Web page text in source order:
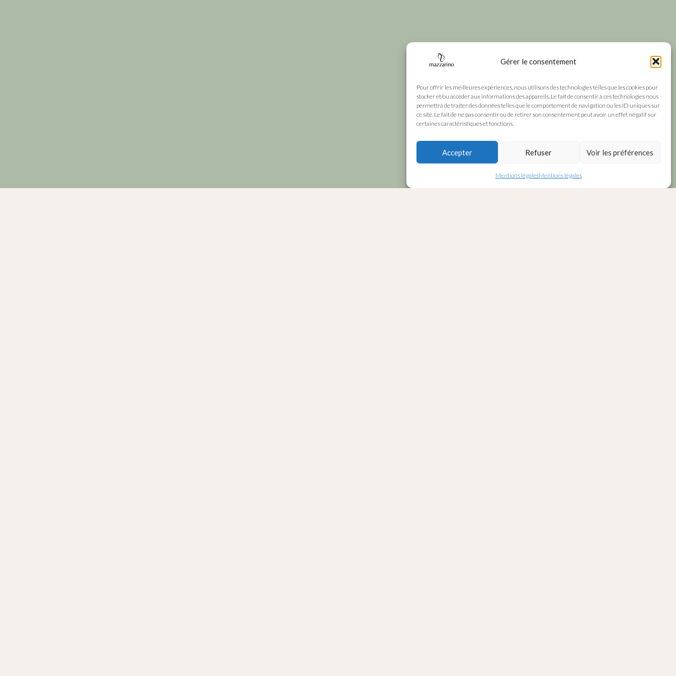
Gérer le consentement
Pour offrir les meilleures expériences, nous utilisons des technologies telles que les cookies pour
stocker et/ou accéder aux informations des appareils. Le fait de consentir à ces technologies nous
permettra de traiter des données telles que le comportement de navigation ou les ID uniques sur
ce site. Le fait de ne pas consentir ou de retirer son consentement peut avoir un effet négatif sur
certaines caractéristiques et fonctions.
Accepter Refuser Voir les préférences
Mentions légalesMentions légales